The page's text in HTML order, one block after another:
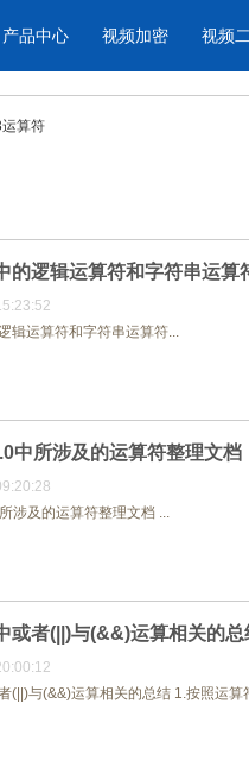
产品中心
免费稳定无广
帮助企业视频
视频加密 视频
色
算符
的逻辑运算符和字符串运算
辑运算符和字符串运算符...
中所涉及的运算符整理文档
涉及的运算符整理文档 ...
或者(||)与(&&)运算相关的总
(||)与(&&)运算相关的总结 1.按照运